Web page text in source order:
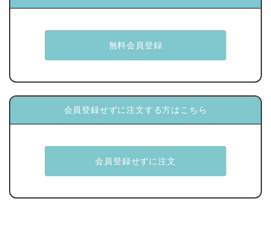
会員登録せずに注文する方はこちら